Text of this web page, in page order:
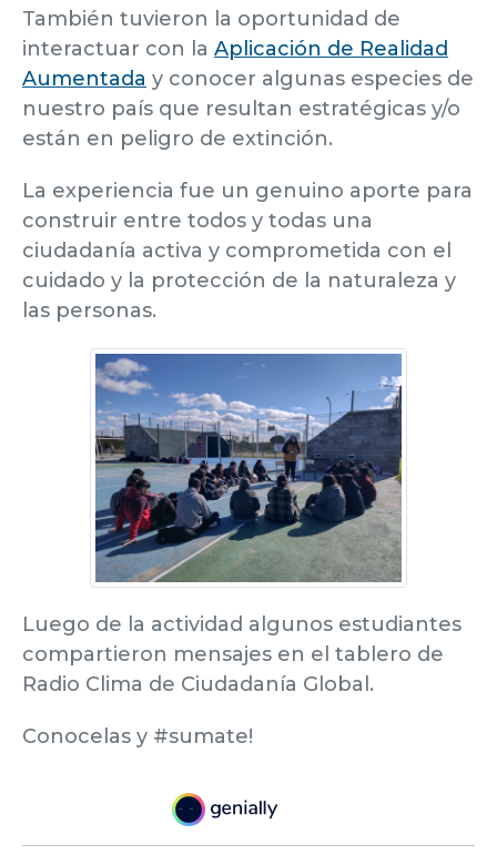
También tuvieron la oportunidad de
interactuar con la Aplicación de Realidad
Aumentada y conocer algunas especies de
nuestro país que resultan estratégicas y/o
están en peligro de extinción.
La experiencia fue un genuino aporte para
construir entre todos y todas una
ciudadanía activa y comprometida con el
cuidado y la protección de la naturaleza y
las personas.
Luego de la actividad algunos estudiantes
compartieron mensajes en el tablero de
Radio Clima de Ciudadanía Global.
Conocelas y #sumate!